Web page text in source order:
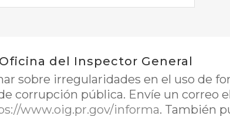
Oficina del Inspector General
sobre irregularidades en el uso de
corrupción pública. Envíe un correo
www.oig.pr.gov/informa. También